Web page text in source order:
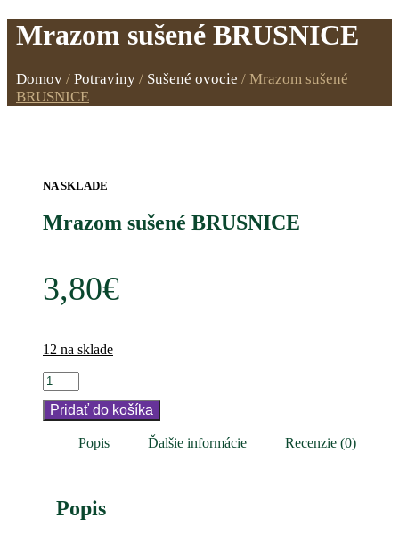
Mrazom sušené BRUSNICE
Domov / Potraviny / Sušené ovocie / Mrazom sušené
BRUSNICE
NA SKLADE
Mrazom sušené BRUSNICE
3,80€
12 na sklade
množstvo
Mrazom
sušené
Pridať do košíka
Popis Ďalšie informácie Recenzie (0)
Popis